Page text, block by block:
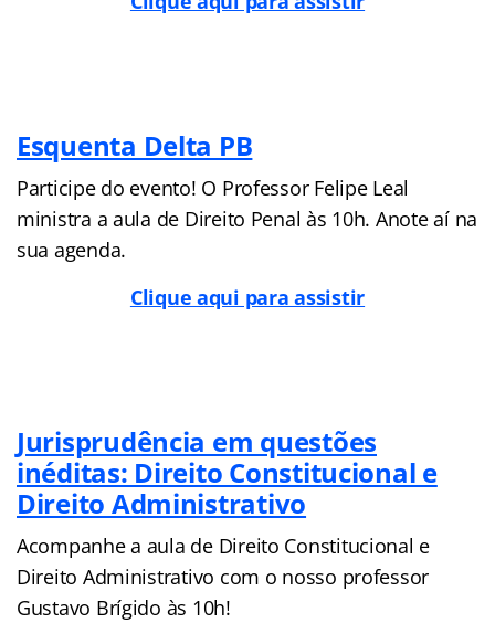
Esquenta Delta PB
Participe do evento! O Professor Felipe Leal
ministra a aula de Direito Penal às 10h. Anote aí na
sua agenda.
Clique aqui para assistir
Jurisprudência em questões
inéditas: Direito Constitucional e
Direito Administrativo
Acompanhe a aula de Direito Constitucional e
Direito Administrativo com o nosso professor
Gustavo Brígido às 10h!